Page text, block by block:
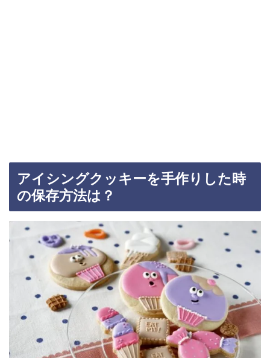
アイシングクッキーを手作りした時
の保存方法は？